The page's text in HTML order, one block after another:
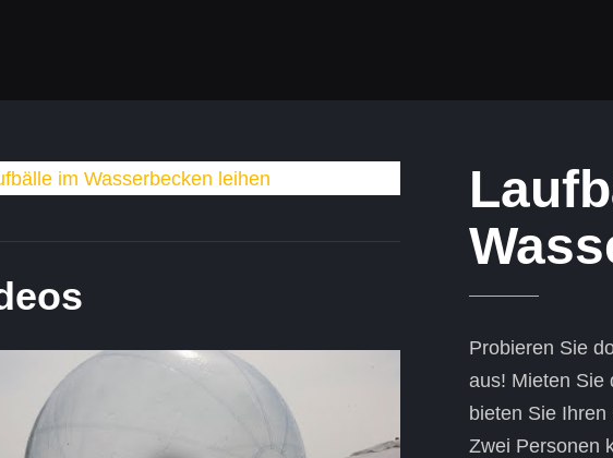
Probieren Sie
aus! Mieten Sie
bieten Sie
Zwei Personen